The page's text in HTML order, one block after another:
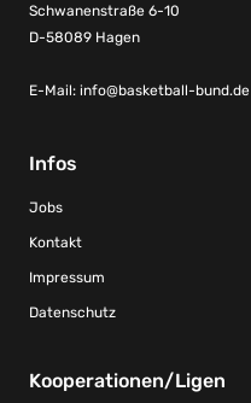
Schwanenstraße 6-10
D-58089 Hagen
E-Mail: info@basketball-bund.de
Infos
Jobs
Kontakt
Impressum
Datenschutz
Kooperationen/Ligen